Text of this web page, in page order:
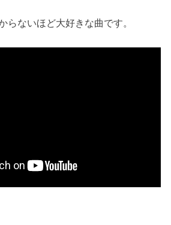
らないほど大好きな曲です。